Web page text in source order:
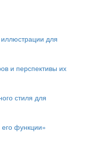
для
и перспективы их
стиля для
его функции»